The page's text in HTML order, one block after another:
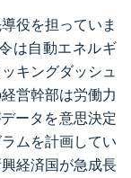
役を担っていま
は自動エネルギ
キングダッシュ
営幹部は労働力
ータを意思決定
ムを計画してい
経済国が急成長